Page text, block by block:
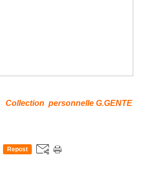
Collection personnelle G.GENTE
Repost